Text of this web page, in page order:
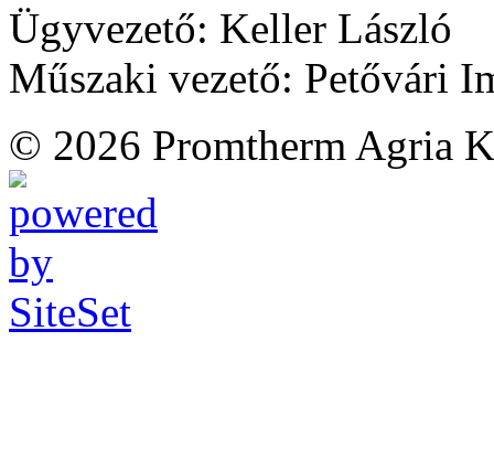
Ügyvezető: Keller László
Műszaki vezető: Petővári
© 2026 Promtherm Agria